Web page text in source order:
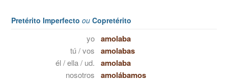
Pretérito Imperfecto ou Copretérito
yo amolaba
tú / vos amolabas
él / ella / ud. amolaba
nosotros amolábamos